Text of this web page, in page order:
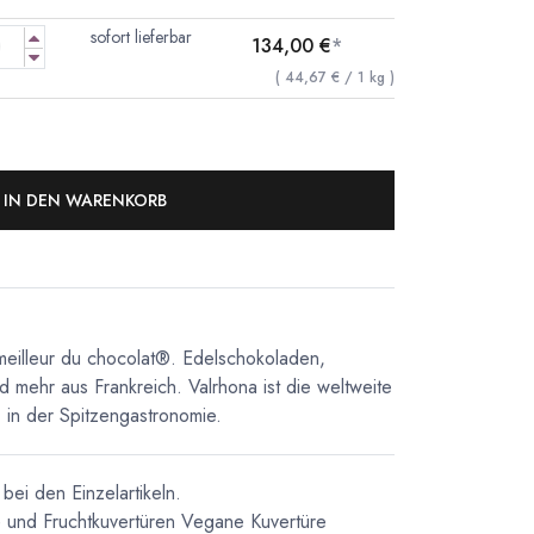
sofort lieferbar 134,00 €*
( 44,67 € / 1 kg )
IN DEN WARENKORB
du chocolat®. Edelschokoladen,
mehr aus Frankreich. Valrhona ist die weltweite
der Spitzengastronomie.
den Einzelartikeln.
Fruchtkuvertüren Vegane Kuvertüre